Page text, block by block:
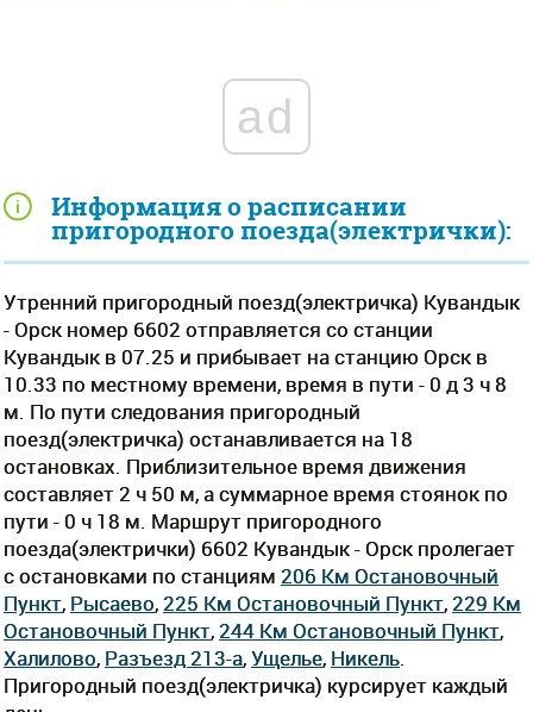
Информация о расписании
пригородного поезда(электрички):
Утренний пригородный поезд(электричка) Кувандык
- Орск номер 6602 отправляется со станции
Кувандык в 07.25 и прибывает на станцию Орск в
10.33 по местному времени, время в пути - 0 д 3 ч 8
м. По пути следования пригородный
поезд(электричка) останавливается на 18
остановках. Приблизительное время движения
составляет 2 ч 50 м, а суммарное время стоянок по
пути - 0 ч 18 м. Маршрут пригородного
поезда(электрички) 6602 Кувандык - Орск пролегает
c остановками по станциям 206 Км Остановочный
Пункт, Рысаево,225 Км Остановочный Пункт,229 Км
Остановочный Пункт,244 Км Остановочный Пункт,
Халилово, Разъезд 213-а,Ущелье, Никель
Пригородный поезд(электричка) курсирует каждый
ad